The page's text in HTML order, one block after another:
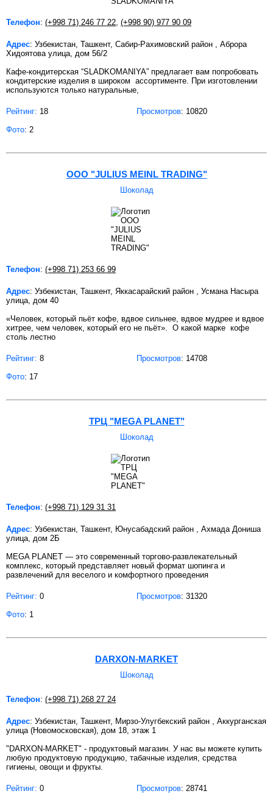
Телефон: (+998 71) 246 77 22 (+998 90) 977 90 09
Адрес: Узбекистан, Ташкент, Сабир-Рахимовский район , Аброра
Хидоятова улица, дом 56/2
Кафе-кондитерская “SLADKOMANIYA” предлагает вам попробовать
кондитерские изделия в широком ассортименте. При изготовлении
используются только натуральные,
Рейтинг: 18 Просмотров: 10820
Фото: 2
OOO "JULIUS MEINL TRADING"
Шоколад
Телефон: (+998 71) 253 66 99
Адрес: Узбекистан, Ташкент, Яккасарайский район , Усмана Насыра
улица, дом 40
«Человек, который пьёт кофе, вдвое сильнее, вдвое мудрее и вдвое
хитрее, чем человек, который его не пьёт». О какой марке кофе
столь лестно
Рейтинг: 8 Просмотров: 14708
Фото: 17
ТРЦ "MEGA PLANET"
Шоколад
Телефон: (+998 71) 129 31 31
Адрес: Узбекистан, Ташкент, Юнусабадский район , Ахмада Дониша
улица, дом 2Б
MEGA PLANET — это современный торгово-развлекательный
комплекс, который представляет новый формат шопинга и
развлечений для веселого и комфортного проведения
Рейтинг: 0 Просмотров: 31320
Фото: 1
DARXON-MARKET
Шоколад
Телефон: (+998 71) 268 27 24
Адрес: Узбекистан, Ташкент, Мирзо-Улугбекский район , Аккурганская
улица (Новомосковская), дом 18, этаж 1
"DARXON-MARKET" - продуктовый магазин. У нас вы можете купить
любую продуктовую продукцию, табачные изделия, средства
гигиены, овощи и фрукты.
Рейтинг: 0 Просмотров: 28741